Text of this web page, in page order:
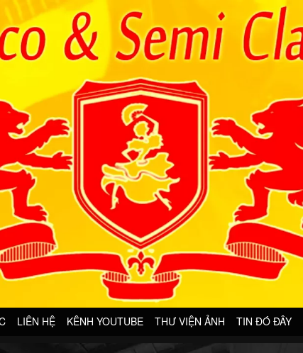
LIÊN HỆ KÊNH YOUTUBE THƯ VIỆN ẢNH TIN ĐÓ ĐÂY